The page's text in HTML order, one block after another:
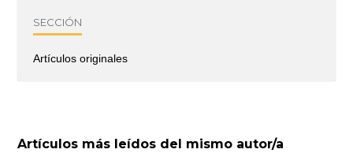
SECCIÓN
Artículos originales
Artículos más leídos del mismo autor/a